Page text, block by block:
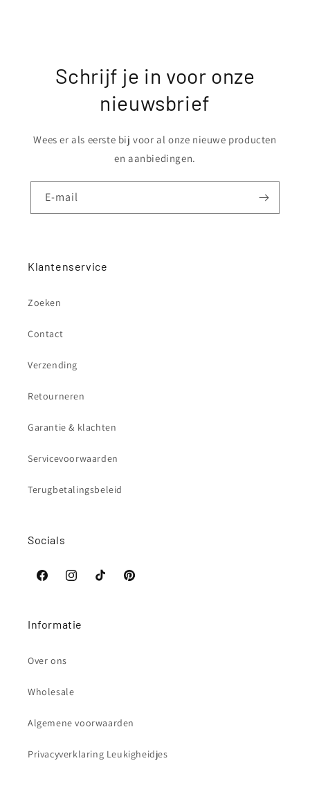
Schrijf je in voor onze
nieuwsbrief
Wees er als eerste bij voor al onze nieuwe producten
en aanbiedingen.
E‑mail
Klantenservice
Zoeken
Contact
Verzending
Retourneren
Garantie & klachten
Servicevoorwaarden
Terugbetalingsbeleid
Socials
FacebookInstagramTikTok Pinterest
Informatie
Over ons
Wholesale
Algemene voorwaarden
Privacyverklaring Leukigheidjes